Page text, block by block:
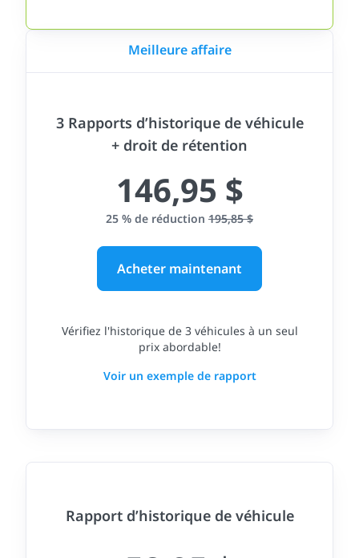
Meilleure affaire
3 Rapports d’historique de véhicule
+ droit de rétention
146,95 $
25 % de réduction 195,85 $
Acheter maintenant
Vérifiez l'historique de 3 véhicules à un seul
prix abordable!
Voir un exemple de rapport
Rapport d’historique de véhicule